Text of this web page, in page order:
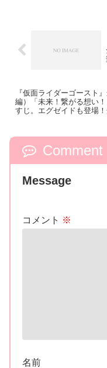
『仮面ライダーゴースト
編）「未来！繋がる想い
すじ。エグゼイドも登場
Comment
Message
コメント ※
名前